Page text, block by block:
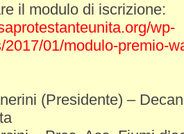
il modulo di iscrizione:
wp-
2017/01/modulo-premio-
(Presidente) –